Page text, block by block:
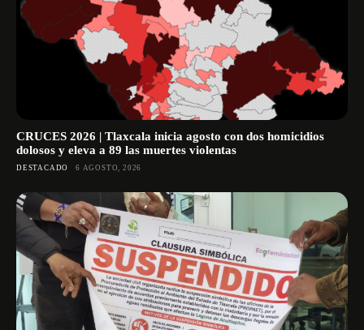
CRUCES 2026 | Tlaxcala inicia agosto con dos homicidios
dolosos y eleva a 89 las muertes violentas
DESTACADO 6 AGOSTO, 2026